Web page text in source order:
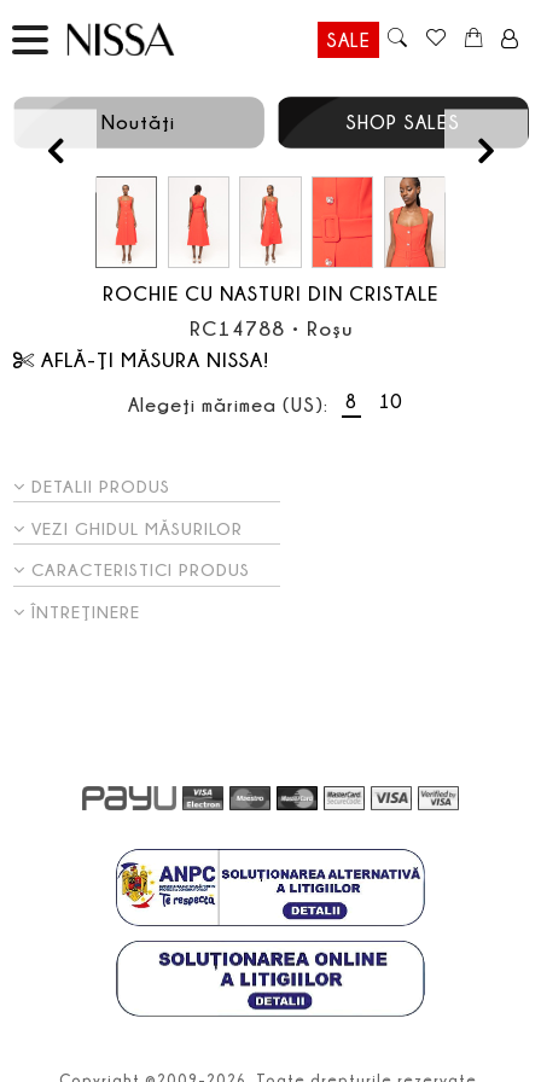
SALE
Noutăţi SHOP SALES
Prev
ROCHIE CU NASTURI DIN CRISTALE
RC14788 • Roşu
AFLĂ-ŢI MĂSURA NISSA!
Alegeţi mărimea (US): 8 10
DETALII PRODUS
VEZI GHIDUL MĂSURILOR
CARACTERISTICI PRODUS
ÎNTREŢINERE